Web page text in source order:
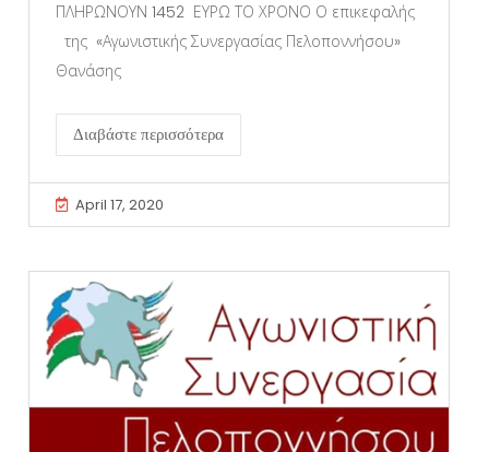
ΠΛΗΡΩΝΟΥΝ 1452 ΕΥΡΩ ΤΟ ΧΡΟΝΟ Ο επικεφαλής
της «Αγωνιστικής Συνεργασίας Πελοποννήσου»
Θανάσης
Διαβάστε περισσότερα
April 17, 2020